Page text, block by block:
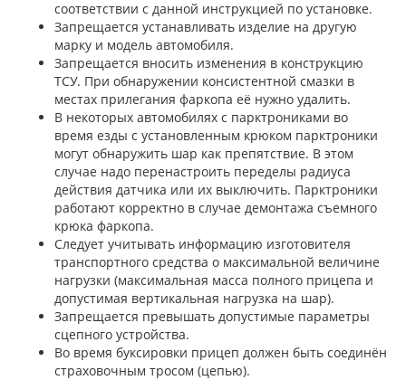
соответствии с данной инструкцией по установке.
Запрещается устанавливать изделие на другую
марку и модель автомобиля.
Запрещается вносить изменения в конструкцию
ТСУ. При обнаружении консистентной смазки в
местах прилегания фаркопа её нужно удалить.
В некоторых автомобилях с парктрониками во
время езды с установленным крюком парктроники
могут обнаружить шар как препятствие. В этом
случае надо перенастроить переделы радиуса
действия датчика или их выключить. Парктроники
работают корректно в случае демонтажа съемного
крюка фаркопа.
Следует учитывать информацию изготовителя
транспортного средства о максимальной величине
нагрузки (максимальная масса полного прицепа и
допустимая вертикальная нагрузка на шар).
Запрещается превышать допустимые параметры
сцепного устройства.
Во время буксировки прицеп должен быть соединён
страховочным тросом (цепью).